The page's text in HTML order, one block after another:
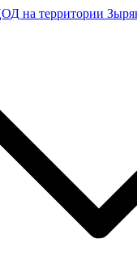
на территории